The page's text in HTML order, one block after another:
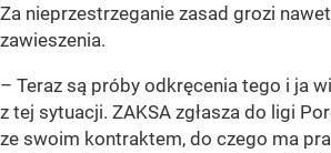
Za nieprzestrzeganie zasad grozi
zawieszenia.
– Teraz są próby odkręcenia tego i ja
z tej sytuacji. ZAKSA zgłasza do ligi
ze swoim kontraktem, do czego ma